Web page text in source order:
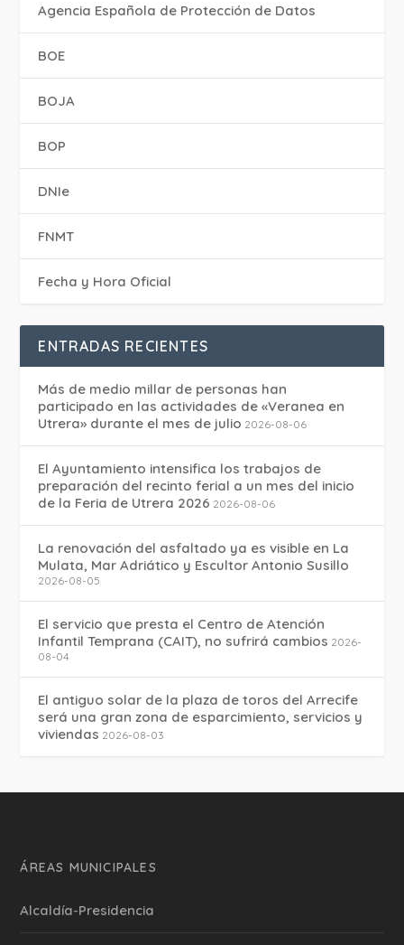
Agencia Española de Protección de Datos
BOE
BOJA
BOP
DNIe
FNMT
Fecha y Hora Oficial
ENTRADAS RECIENTES
Más de medio millar de personas han
participado en las actividades de «Veranea en
Utrera» durante el mes de julio 2026-08-06
El Ayuntamiento intensifica los trabajos de
preparación del recinto ferial a un mes del inicio
de la Feria de Utrera 2026 2026-08-06
La renovación del asfaltado ya es visible en La
Mulata, Mar Adriático y Escultor Antonio Susillo
2026-08-05
El servicio que presta el Centro de Atención
Infantil Temprana (CAIT), no sufrirá cambios 2026-
08-04
El antiguo solar de la plaza de toros del Arrecife
será una gran zona de esparcimiento, servicios y
viviendas 2026-08-03
ÁREAS MUNICIPALES
Alcaldía-Presidencia